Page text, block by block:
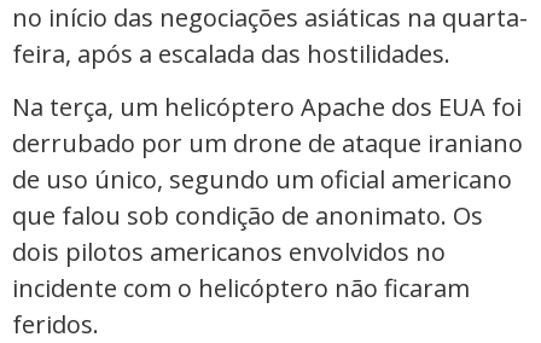
no início das negociações asiáticas na quarta-
feira, após a escalada das hostilidades.
Na terça, um helicóptero Apache dos EUA foi
derrubado por um drone de ataque iraniano
de uso único, segundo um oficial americano
que falou sob condição de anonimato. Os
dois pilotos americanos envolvidos no
incidente com o helicóptero não ficaram
feridos.